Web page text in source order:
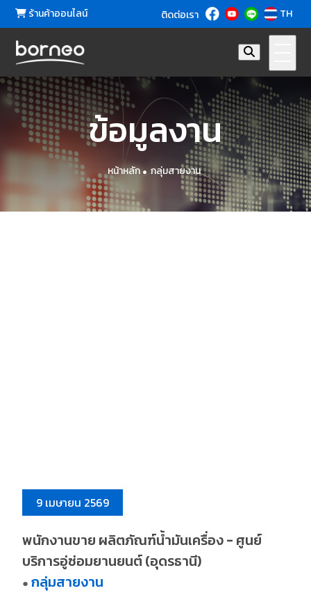
ร้านค้าออนไลน์ ติดต่อเรา TH
ข้อมูลงาน
หน้าหลัก กลุ่มสายงาน
9 เมษายน 2569
พนักงานขาย ผลิตภัณฑ์น้ำมันเครื่อง - ศูนย์
บริการอู่ซ่อมยานยนต์ (อุดรธานี)
● กลุ่มสายงาน